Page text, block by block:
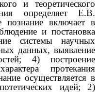
и теоретического
определяет Е.В.
познание включает в
и постановка
системы научных
данных, выявление
4) построение
протекания
осуществляется в
идей; 2)